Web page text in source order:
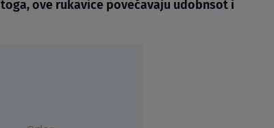
ove rukavice povećavaju udobnsot i